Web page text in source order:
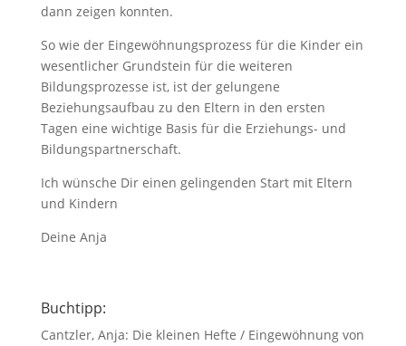
dann zeigen konnten.
So wie der Eingewöhnungsprozess für die Kinder ein
wesentlicher Grundstein für die weiteren
Bildungsprozesse ist, ist der gelungene
Beziehungsaufbau zu den Eltern in den ersten
Tagen eine wichtige Basis für die Erziehungs- und
Bildungspartnerschaft.
Ich wünsche Dir einen gelingenden Start mit Eltern
und Kindern
Deine Anja
Buchtipp:
Cantzler, Anja: Die kleinen Hefte / Eingewöhnung von